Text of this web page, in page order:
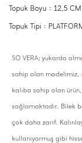
Topuk Boyu : 12,5 CM
Topuk Tipi :
SO VERA; yukarda
sahip olan
kalıba sahip olan
sağlamaktadır. Bilek
çok daha zarif.
kullanıyormuş gibi